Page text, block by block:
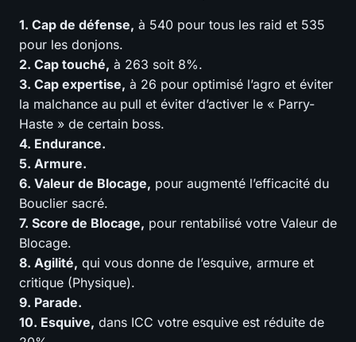
1. Cap de défense, à 540 pour tous les raid et 535
pour les donjons.
2. Cap touché, à 263 soit 8%.
3. Cap expertise, à 26 pour optimisé l’agro et éviter
la malchance au pull et éviter d’activer le « Parry-
Haste » de certain boss.
4. Endurance.
5. Armure.
6. Valeur de Blocage, pour augmenté l’efficacité du
Bouclier sacré.
7. Score de Blocage, pour rentabilisé votre Valeur de
Blocage.
8. Agilité, qui vous donne de l’esquive, armure et
critique (Physique).
9. Parade.
10. Esquive, dans ICC votre esquive est réduite de